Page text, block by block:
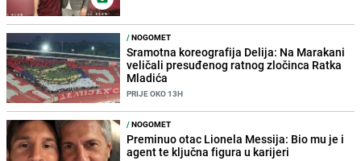
/NOGOMET
Sramotna koreografija Delija: Na Marakani
veličali presuđenog ratnog zločinca Ratka
Mladića
PRIJE OKO 13H
/NOGOMET
Preminuo otac Lionela Messija: Bio mu je i
agent te ključna figura u karijeri